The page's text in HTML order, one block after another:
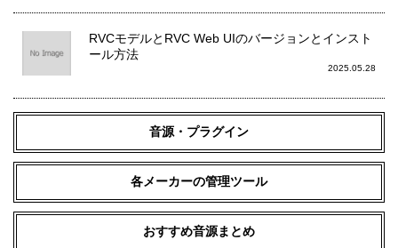
RVCモデルとRVC Web UIのバージョンとインスト
ール方法
2025.05.28
音源・プラグイン
各メーカーの管理ツール
おすすめ音源まとめ